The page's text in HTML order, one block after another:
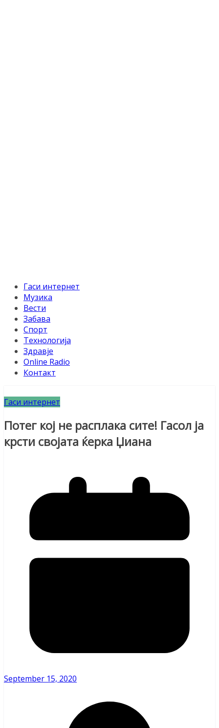
Гаси интернет
Музика
Вести
Забава
Спорт
Технологија
Здравје
Online Radio
Контакт
Гаси интернет
Потег кој не расплака сите! Гасол ја
крсти својата ќерка Џиана
September 15, 2020